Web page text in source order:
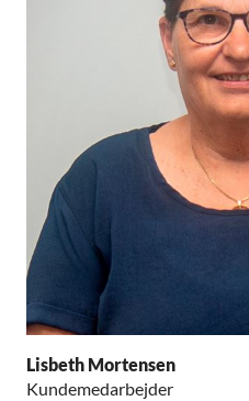
Lisbeth Mortensen
Kundemedarbejder